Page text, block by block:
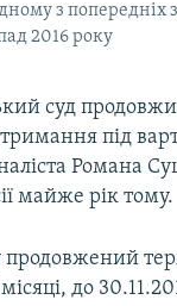
з попередніх
2016 року
суд
під
Романа
майже рік тому.
до